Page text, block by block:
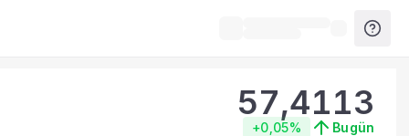
57,4113
+0,05% Bugün